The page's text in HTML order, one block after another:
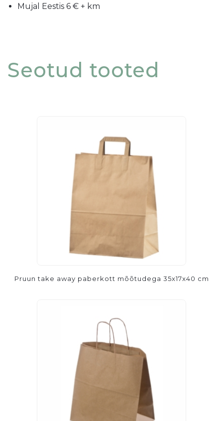
Mujal Eestis 6 € + km
Seotud tooted
Pruun take away paberkott mõõtudega 35x17x40 cm